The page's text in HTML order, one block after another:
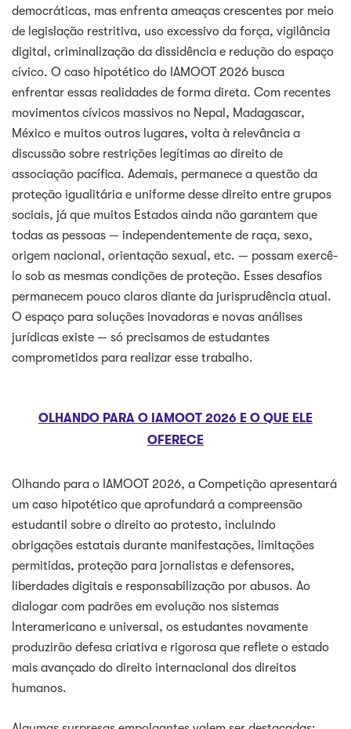
democráticas, mas enfrenta ameaças crescentes por meio
de legislação restritiva, uso excessivo da força, vigilância
digital, criminalização da dissidência e redução do espaço
cívico. O caso hipotético do IAMOOT 2026 busca
enfrentar essas realidades de forma direta. Com recentes
movimentos cívicos massivos no Nepal, Madagascar,
México e muitos outros lugares, volta à relevância a
discussão sobre restrições legítimas ao direito de
associação pacífica. Ademais, permanece a questão da
proteção igualitária e uniforme desse direito entre grupos
sociais, já que muitos Estados ainda não garantem que
todas as pessoas — independentemente de raça, sexo,
origem nacional, orientação sexual, etc. — possam exercê-
lo sob as mesmas condições de proteção. Esses desafios
permanecem pouco claros diante da jurisprudência atual.
O espaço para soluções inovadoras e novas análises
jurídicas existe — só precisamos de estudantes
comprometidos para realizar esse trabalho.
OLHANDO PARA O IAMOOT 2026 E O QUE ELE
OFERECE
Olhando para o IAMOOT 2026, a Competição apresentará
um caso hipotético que aprofundará a compreensão
estudantil sobre o direito ao protesto, incluindo
obrigações estatais durante manifestações, limitações
permitidas, proteção para jornalistas e defensores,
liberdades digitais e responsabilização por abusos. Ao
dialogar com padrões em evolução nos sistemas
Interamericano e universal, os estudantes novamente
produzirão defesa criativa e rigorosa que reflete o estado
mais avançado do direito internacional dos direitos
humanos.